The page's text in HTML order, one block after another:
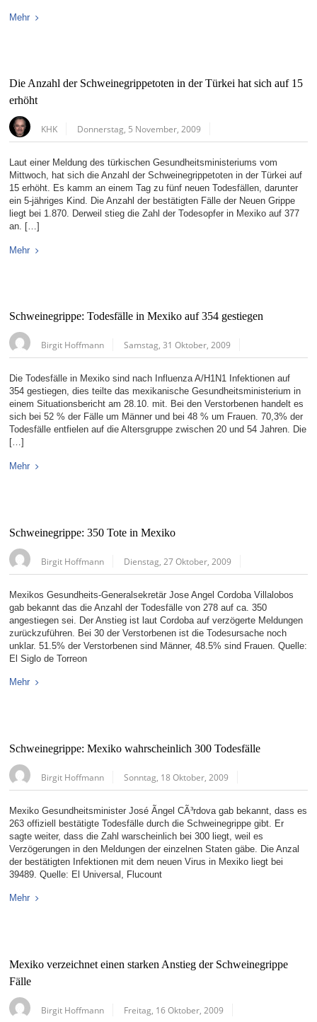
Mehr
Die Anzahl der Schweinegrippetoten in der Türkei hat sich auf 15
erhöht
KHK Donnerstag, 5 November, 2009
Laut einer Meldung des türkischen Gesundheitsministeriums vom
Mittwoch, hat sich die Anzahl der Schweinegrippetoten in der Türkei auf
15 erhöht. Es kamm an einem Tag zu fünf neuen Todesfällen, darunter
ein 5-jähriges Kind. Die Anzahl der bestätigten Fälle der Neuen Grippe
liegt bei 1.870. Derweil stieg die Zahl der Todesopfer in Mexiko auf 377
an. […]
Mehr
Schweinegrippe: Todesfälle in Mexiko auf 354 gestiegen
Birgit Hoffmann Samstag, 31 Oktober, 2009
Die Todesfälle in Mexiko sind nach Influenza A/H1N1 Infektionen auf
354 gestiegen, dies teilte das mexikanische Gesundheitsministerium in
einem Situationsbericht am 28.10. mit. Bei den Verstorbenen handelt es
sich bei 52 % der Fälle um Männer und bei 48 % um Frauen. 70,3% der
Todesfälle entfielen auf die Altersgruppe zwischen 20 und 54 Jahren. Die
[…]
Mehr
Schweinegrippe: 350 Tote in Mexiko
Birgit Hoffmann Dienstag, 27 Oktober, 2009
Mexikos Gesundheits-Generalsekretär Jose Angel Cordoba Villalobos
gab bekannt das die Anzahl der Todesfälle von 278 auf ca. 350
angestiegen sei. Der Anstieg ist laut Cordoba auf verzögerte Meldungen
zurückzuführen. Bei 30 der Verstorbenen ist die Todesursache noch
unklar. 51.5% der Verstorbenen sind Männer, 48.5% sind Frauen. Quelle:
El Siglo de Torreon
Mehr
Schweinegrippe: Mexiko wahrscheinlich 300 Todesfälle
Birgit Hoffmann Sonntag, 18 Oktober, 2009
Mexiko Gesundheitsminister José Ãngel CÃ³rdova gab bekannt, dass es
263 offiziell bestätigte Todesfälle durch die Schweinegrippe gibt. Er
sagte weiter, dass die Zahl warscheinlich bei 300 liegt, weil es
Verzögerungen in den Meldungen der einzelnen Staten gäbe. Die Anzal
der bestätigten Infektionen mit dem neuen Virus in Mexiko liegt bei
39489. Quelle: El Universal, Flucount
Mehr
Mexiko verzeichnet einen starken Anstieg der Schweinegrippe
Fälle
Birgit Hoffmann Freitag, 16 Oktober, 2009